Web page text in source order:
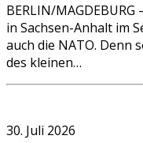
BERLIN/
in Sachsen-Anhalt im
auch die NATO. Denn
des kleinen…
30. Juli 2026